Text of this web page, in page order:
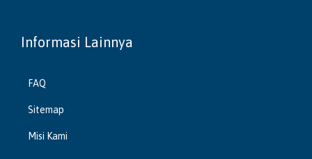
Informasi Lainnya
FAQ
Sitemap
Misi Kami